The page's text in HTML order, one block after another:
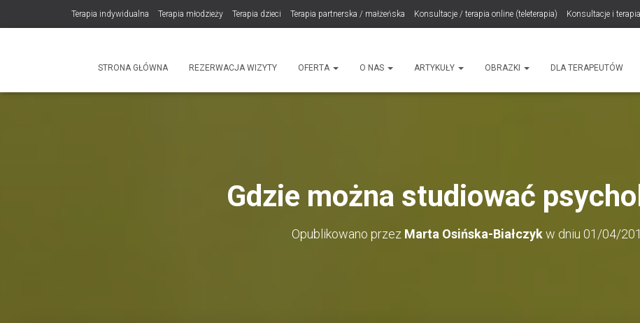
Terapia indywidualna Terapia młodzieży Terapia dzieci Terapia partnerska / małżeńska Konsultacje / terapia online (teleterapia) Konsultacje i
ProduktySTRONA GŁÓWNA REZERWACJA WIZYTY OFERTA O NAS ARTYKUŁY OBRAZKI DLA TERAPEUTÓW
Gdzie można studiować
Opublikowano przez Marta Osińska-Białczykw dniu 01/04/